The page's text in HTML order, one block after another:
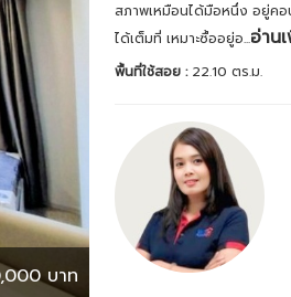
บาท
สภาพเหมือนได้มือหนึ่ง อยู่ค
ได้เต็มที่ เหมาะซื้ออยู่อ...อ่าน
พื้นที่ใช้สอย :22.10 ตร.ม.